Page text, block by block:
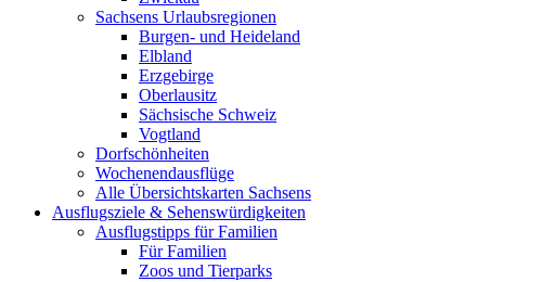
Sachsens Urlaubsregionen
Burgen- und Heideland
Elbland
Erzgebirge
Oberlausitz
Sächsische Schweiz
Vogtland
Dorfschönheiten
Wochenendausflüge
Alle Übersichtskarten Sachsens
Ausflugsziele & Sehenswürdigkeiten
Ausflugstipps für Familien
Für Familien
Zoos und Tierparks